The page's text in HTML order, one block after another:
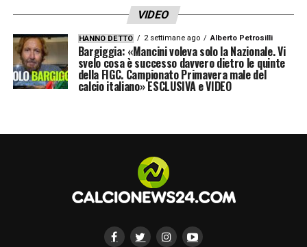
VIDEO
HANNO DETTO 2 settimane ago Alberto Petrosilli
Bargiggia: «Mancini voleva solo la Nazionale. Vi
svelo cosa è successo davvero dietro le quinte
della FIGC. Campionato Primavera male del
calcio italiano» ESCLUSIVA e VIDEO